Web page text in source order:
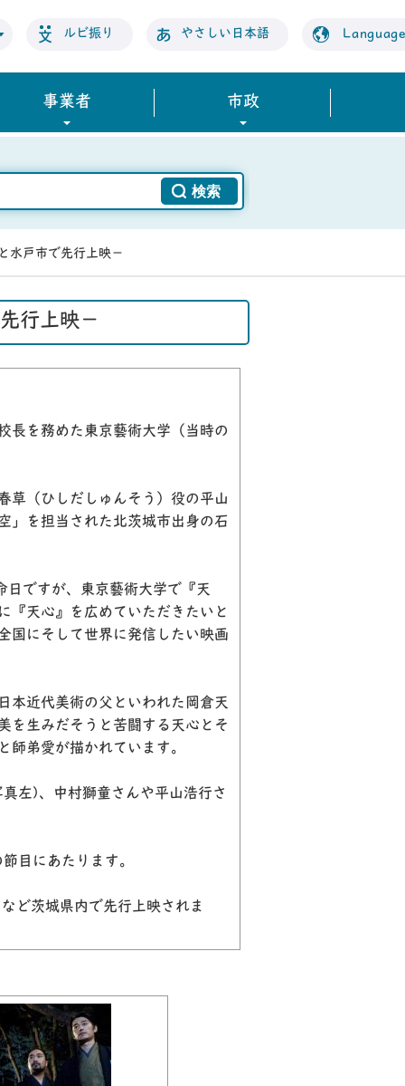
ルビ振り やさしい日本語 Language
事業者 市政
水戸市で先行上映－
行上映－
長を務めた東京藝術大学（当時の
草（ひしだしゅんそう）役の平山
」を担当された北茨城市出身の石
ですが、東京藝術大学で『天
『天心』を広めていただきたいと
国にそして世界に発信したい映画
本近代美術の父といわれた岡倉天
を生みだそうと苦闘する天心とそ
師弟愛が描かれています。
真左)、中村獅童さんや平山浩行さ
目にあたります。
ど茨城県内で先行上映されま